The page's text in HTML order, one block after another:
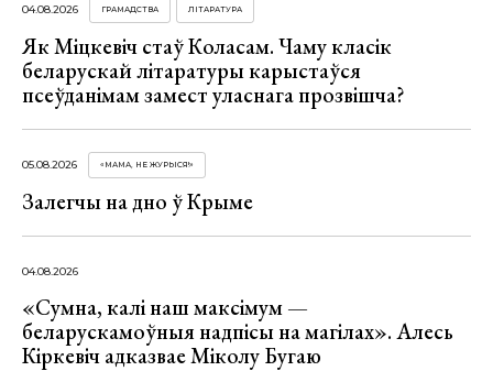
04.08.2026 ГРАМАДСТВА ЛІТАРАТУРА
Як Міцкевіч стаў Коласам. Чаму класік
беларускай літаратуры карыстаўся
псеўданімам замест уласнага прозвішча?
05.08.2026 «МАМА, НЕ ЖУРЫСЯ!»
Залегчы на дно ў Крыме
04.08.2026
«Сумна, калі наш максімум —
беларускамоўныя надпісы на магілах». Алесь
Кіркевіч адказвае Міколу Бугаю